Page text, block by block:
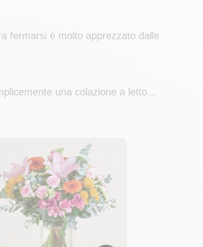
fermarsi è molto apprezzato dalle
una colazione a letto…